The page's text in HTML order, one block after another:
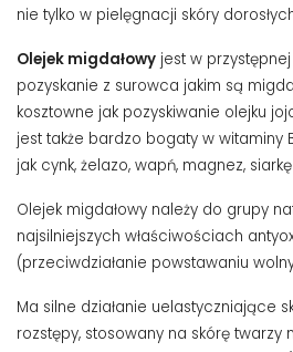
nie tylko w pielęgnacji skóry
Olejek migdałowy jest w
pozyskanie z surowca jakim są
kosztowne jak pozyskiwanie olejku
jest także bardzo bogaty w witaminy
jak cynk, żelazo, wapń, magnez,
Olejek migdałowy należy do grupy
najsilniejszych właściwościach
(przeciwdziałanie powstawaniu
Ma silne działanie uelastyczniające
rozstępy, stosowany na skórę twarzy